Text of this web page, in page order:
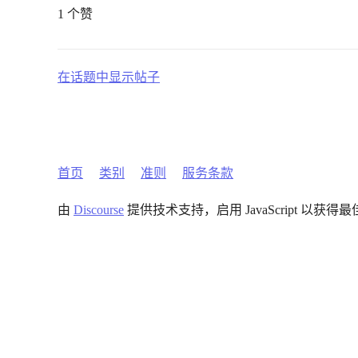
1 个赞
在话题中显示帖子
首页 类别 准则 服务条款
由 Discourse 提供技术支持，启用 JavaScript 以获得最